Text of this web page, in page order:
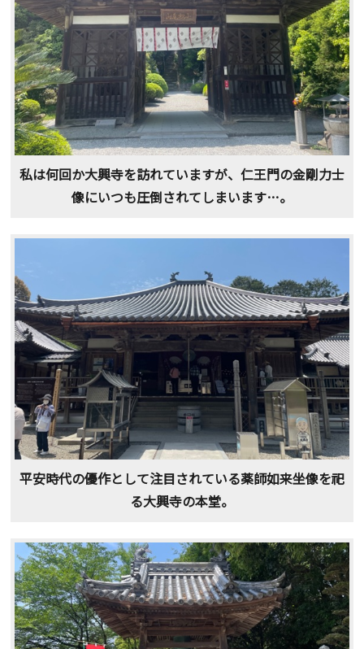
私は何回か大興寺を訪れていますが、仁王門の金剛力士
像にいつも圧倒されてしまいます…。
平安時代の優作として注目されている薬師如来坐像を祀
る大興寺の本堂。